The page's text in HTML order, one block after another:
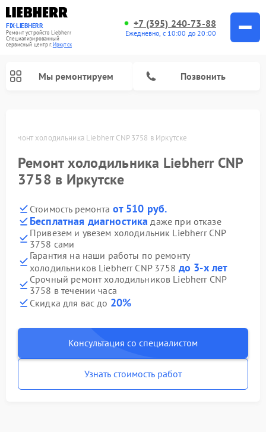
FIX-LIEBHERR
Ремонт устройств Liebherr
Специализированный
cервисный центр г.Иркутск
+7 (395) 240-73-88
Ежедневно, с 10:00 до 20:00
Мы ремонтируем Позвонить
Ремонт холодильника Liebherr CNP 3758 в Иркутске
Ремонт холодильника Liebherr CNP
3758 в Иркутске
Стоимость ремонта от 510 руб.
Бесплатная диагностика даже при отказе
Привезем и увезем холодильник Liebherr CNP
3758 сами
Гарантия на наши работы по ремонту
холодильников Liebherr CNP 3758 до 3-х лет
Срочный ремонт холодильников Liebherr CNP
3758 в течении часа
Скидка для вас до 20%
Консультация со специалистом
Узнать стоимость работ